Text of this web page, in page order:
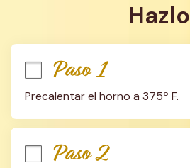
Hazlo
Paso 1
Precalentar el horno a 375º F.
Paso 2